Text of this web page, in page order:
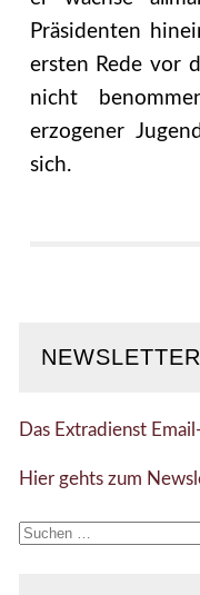
Präsidenten
ersten Rede vor
nicht
erzogener
sich.
NEWSLETTER
Das Extradienst
Hier gehts zum
Suchen